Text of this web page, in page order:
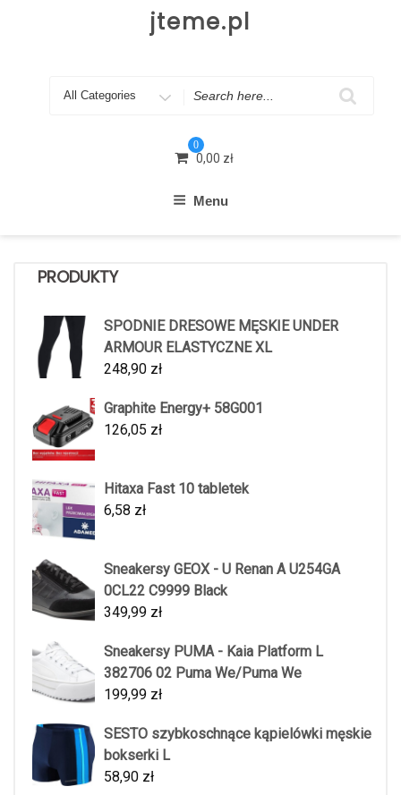
jteme.pl
Search
0
0,00 zł
Menu
PRODUKTY
SPODNIE DRESOWE MĘSKIE UNDER
ARMOUR ELASTYCZNE XL
248,90 zł
Graphite Energy+ 58G001
126,05 zł
Hitaxa Fast 10 tabletek
6,58 zł
Sneakersy GEOX - U Renan A U254GA
0CL22 C9999 Black
349,99 zł
Sneakersy PUMA - Kaia Platform L
382706 02 Puma We/Puma We
199,99 zł
SESTO szybkoschnące kąpielówki męskie
bokserki L
58,90 zł